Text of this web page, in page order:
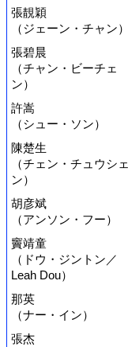
張靚穎
（ジェーン・チャン）
張碧晨
（チャン・ビーチェ
ン）
許嵩
（シュー・ソン）
陳楚生
（チェン・チュウシェ
ン）
胡彦斌
（アンソン・フー）
竇靖童
（ドウ・ジントン／
Leah Dou）
那英
（ナー・イン）
張杰